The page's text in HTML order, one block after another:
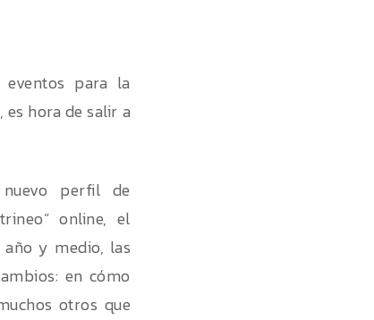
para la
hora de salir a
perfil de
online, el
y medio, las
en cómo
otros que